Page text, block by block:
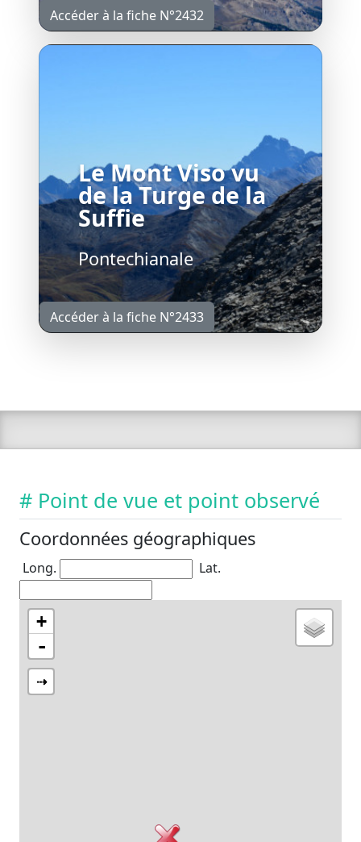
Accéder à la fiche N°2432
Le Mont Viso vu
de la Turge de la
Suffie
Pontechianale
Accéder à la fiche N°2433
# Point de vue et point observé
Coordonnées géographiques
Long. Lat.
+
-
⇢